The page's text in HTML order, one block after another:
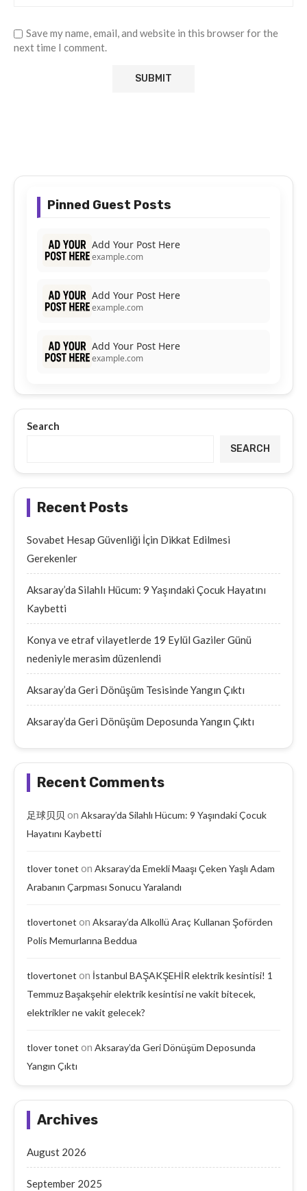
Save my name, email, and website in this browser for the
next time I comment.
Pinned Guest Posts
Add Your Post Here
example.com
Add Your Post Here
example.com
Add Your Post Here
example.com
Search
SEARCH
Recent Posts
Sovabet Hesap Güvenliği İçin Dikkat Edilmesi
Gerekenler
Aksaray’da Silahlı Hücum: 9 Yaşındaki Çocuk Hayatını
Kaybetti
Konya ve etraf vilayetlerde 19 Eylül Gaziler Günü
nedeniyle merasim düzenlendi
Aksaray’da Geri Dönüşüm Tesisinde Yangın Çıktı
Aksaray’da Geri Dönüşüm Deposunda Yangın Çıktı
Recent Comments
足球贝贝 on Aksaray’da Silahlı Hücum: 9 Yaşındaki Çocuk
Hayatını Kaybetti
tlover tonet on Aksaray’da Emekli Maaşı Çeken Yaşlı Adam
Arabanın Çarpması Sonucu Yaralandı
tlovertonet on Aksaray’da Alkollü Araç Kullanan Şoförden
Polis Memurlarına Beddua
tlovertonet on İstanbul BAŞAKŞEHİR elektrik kesintisi! 1
Temmuz Başakşehir elektrik kesintisi ne vakit bitecek,
elektrikler ne vakit gelecek?
tlover tonet on Aksaray’da Geri Dönüşüm Deposunda
Yangın Çıktı
Archives
August 2026
September 2025